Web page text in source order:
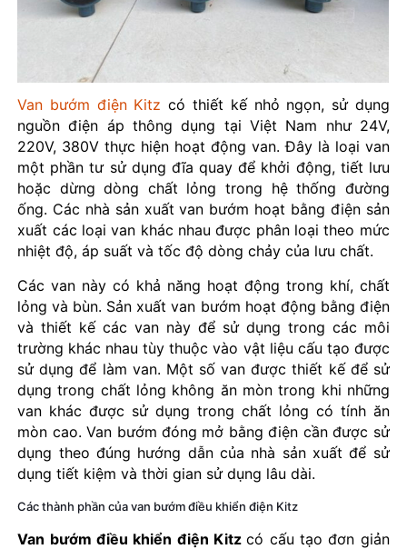
Van bướm điện Kitz có thiết kế nhỏ ngọn, sử dụng
nguồn điện áp thông dụng tại Việt Nam như 24V,
220V, 380V thực hiện hoạt động van. Đây là loại van
một phần tư sử dụng đĩa quay để khởi động, tiết lưu
hoặc dừng dòng chất lỏng trong hệ thống đường
ống. Các nhà sản xuất van bướm hoạt bằng điện sản
xuất các loại van khác nhau được phân loại theo mức
nhiệt độ, áp suất và tốc độ dòng chảy của lưu chất.
Các van này có khả năng hoạt động trong khí, chất
lỏng và bùn. Sản xuất van bướm hoạt động bằng điện
và thiết kế các van này để sử dụng trong các môi
trường khác nhau tùy thuộc vào vật liệu cấu tạo được
sử dụng để làm van. Một số van được thiết kế để sử
dụng trong chất lỏng không ăn mòn trong khi những
van khác được sử dụng trong chất lỏng có tính ăn
mòn cao. Van bướm đóng mở bằng điện cần được sử
dụng theo đúng hướng dẫn của nhà sản xuất để sử
dụng tiết kiệm và thời gian sử dụng lâu dài.
Các thành phần của van bướm điều khiển điện Kitz
Van bướm điều khiển điện Kitzcó cấu tạo đơn giản